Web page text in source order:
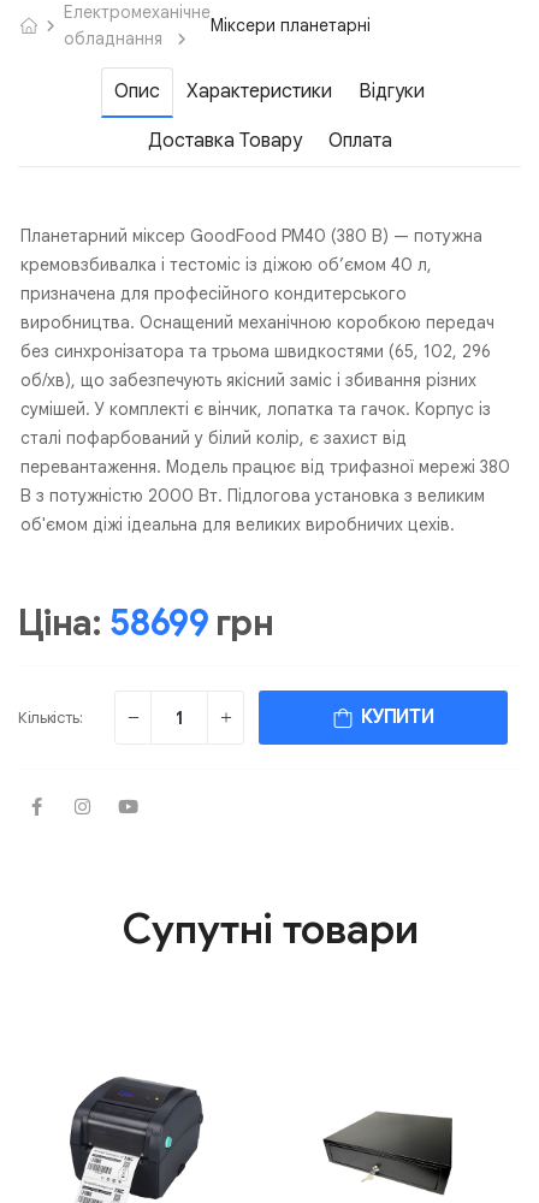
Електромеханічне
обладнання
Міксери планетарні
Опис Характеристики Відгуки
Доставка Товару Оплата
Планетарний міксер GoodFood PM40 (380 В) — потужна
кремовзбивалка і тестоміс із діжою об’ємом 40 л,
призначена для професійного кондитерського
виробництва. Оснащений механічною коробкою передач
без синхронізатора та трьома швидкостями (65, 102, 296
об/хв), що забезпечують якісний заміс і збивання різних
сумішей. У комплекті є вінчик, лопатка та гачок. Корпус із
сталі пофарбований у білий колір, є захист від
перевантаження. Модель працює від трифазної мережі 380
В з потужністю 2000 Вт. Підлогова установка з великим
об'ємом діжі ідеальна для великих виробничих цехів.
Ціна: 58699грн
Кількість: КУПИТИ
Супутні товари